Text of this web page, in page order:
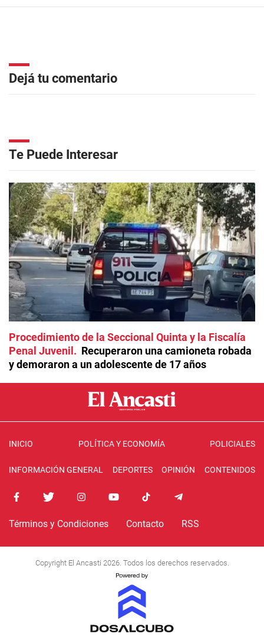
Dejá tu comentario
Te Puede Interesar
Procedimiento de la Seccional Quinta y la Fiscalía
Penal Juvenil
Recuperaron una camioneta robada
y demoraron a un adolescente de 17 años
INICIO POLÍTICA Y ECONOMÍA POLICIALES
INFORMACIÓN GENERAL DEPORTES OPINIÓN CONTENIDOS
Términos y Condiciones Contacto RSS
Copyright El Ancasti 2026. Todos los derechos reservados.